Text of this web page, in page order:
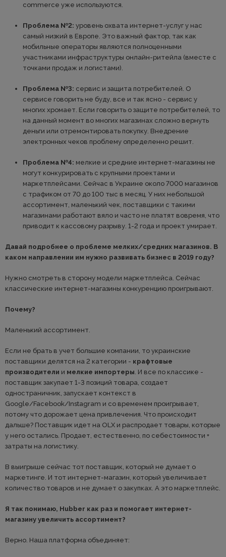
commerce уже используются.
Проблема №2: уровень охвата интернет-услуг у нас
самый низкий в Европе. Это важный фактор, так как
мобильные операторы являются полноценными
участниками инфраструктуры онлайн-ритейла (вместе с
точками продаж и логистами).
Проблема №3: сервис и защита потребителей. О
сервисе говорить не буду, все и так ясно - сервис у
многих хромает. Если говорить о защите потребителей, то
на данный момент во многих магазинах сложно вернуть
деньги или отремонтировать покупку. Внедрение
электронных чеков проблему определенно решит.
Проблема №4: мелкие и средние интернет-магазины не
могут конкурировать с крупными проектами и
маркетплейсами. Сейчас в Украине около 7000 магазинов
с трафиком от 70 до 100 тыс в месяц. У них небольшой
ассортимент, маленький чек, поставщики с такими
магазинами работают вяло и часто не платят вовремя, что
приводит к кассовому разрыву. 1-2 года и проект умирает.
Давай подробнее о проблеме мелких/средних магазинов. В
каком направлении им нужно развивать бизнес в 2019 году?
Нужно смотреть в сторону модели маркетплейса. Сейчас
классические интернет-магазины конкуренцию проигрывают.
Почему?
Маленький ассортимент.
Если не брать в учет большие компании, то украинские
поставщики делятся на 2 категории - крафтовые
производители и мелкие импортеры . И все по классике -
поставщик закупает 1-3 позиций товара, создает
одностраничник, запускает контекст в
Google/Facebook/Instagram и со временем проигрывает,
потому что дорожает цена привлечения. Что происходит
дальше? Поставщик идет на OLX и распродает товары, которые
у него остались. Продает, естественно, по себестоимости +
затраты на логистику.
В выигрыше сейчас тот поставщик, который не думает о
маркетинге. И тот интернет-магазин, который увеличивает
количество товаров и не думает о закупках. А это маркетплейс.
Я так понимаю, Hubber как раз и помогает интернет-
магазину увеличить ассортимент?
Верно. Наша платформа объединяет: